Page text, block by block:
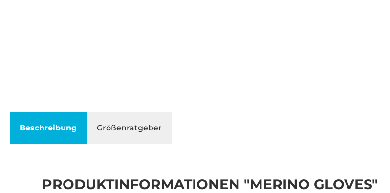
Beschreibung Größenratgeber
PRODUKTINFORMATIONEN "MERINO GLOVES"